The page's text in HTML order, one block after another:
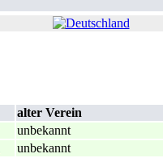
alter Verein
unbekannt
unbekannt